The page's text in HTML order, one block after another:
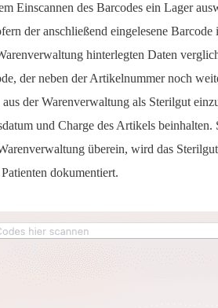
Einscannen des Barcodes ein Lager
der anschließend eingelesene
hinterlegten Daten
der neben der Artikelnummer noch
der Warenverwaltung als Sterilgut
und Charge des Artikels beinhalten.
überein, wird das
dokumentiert.